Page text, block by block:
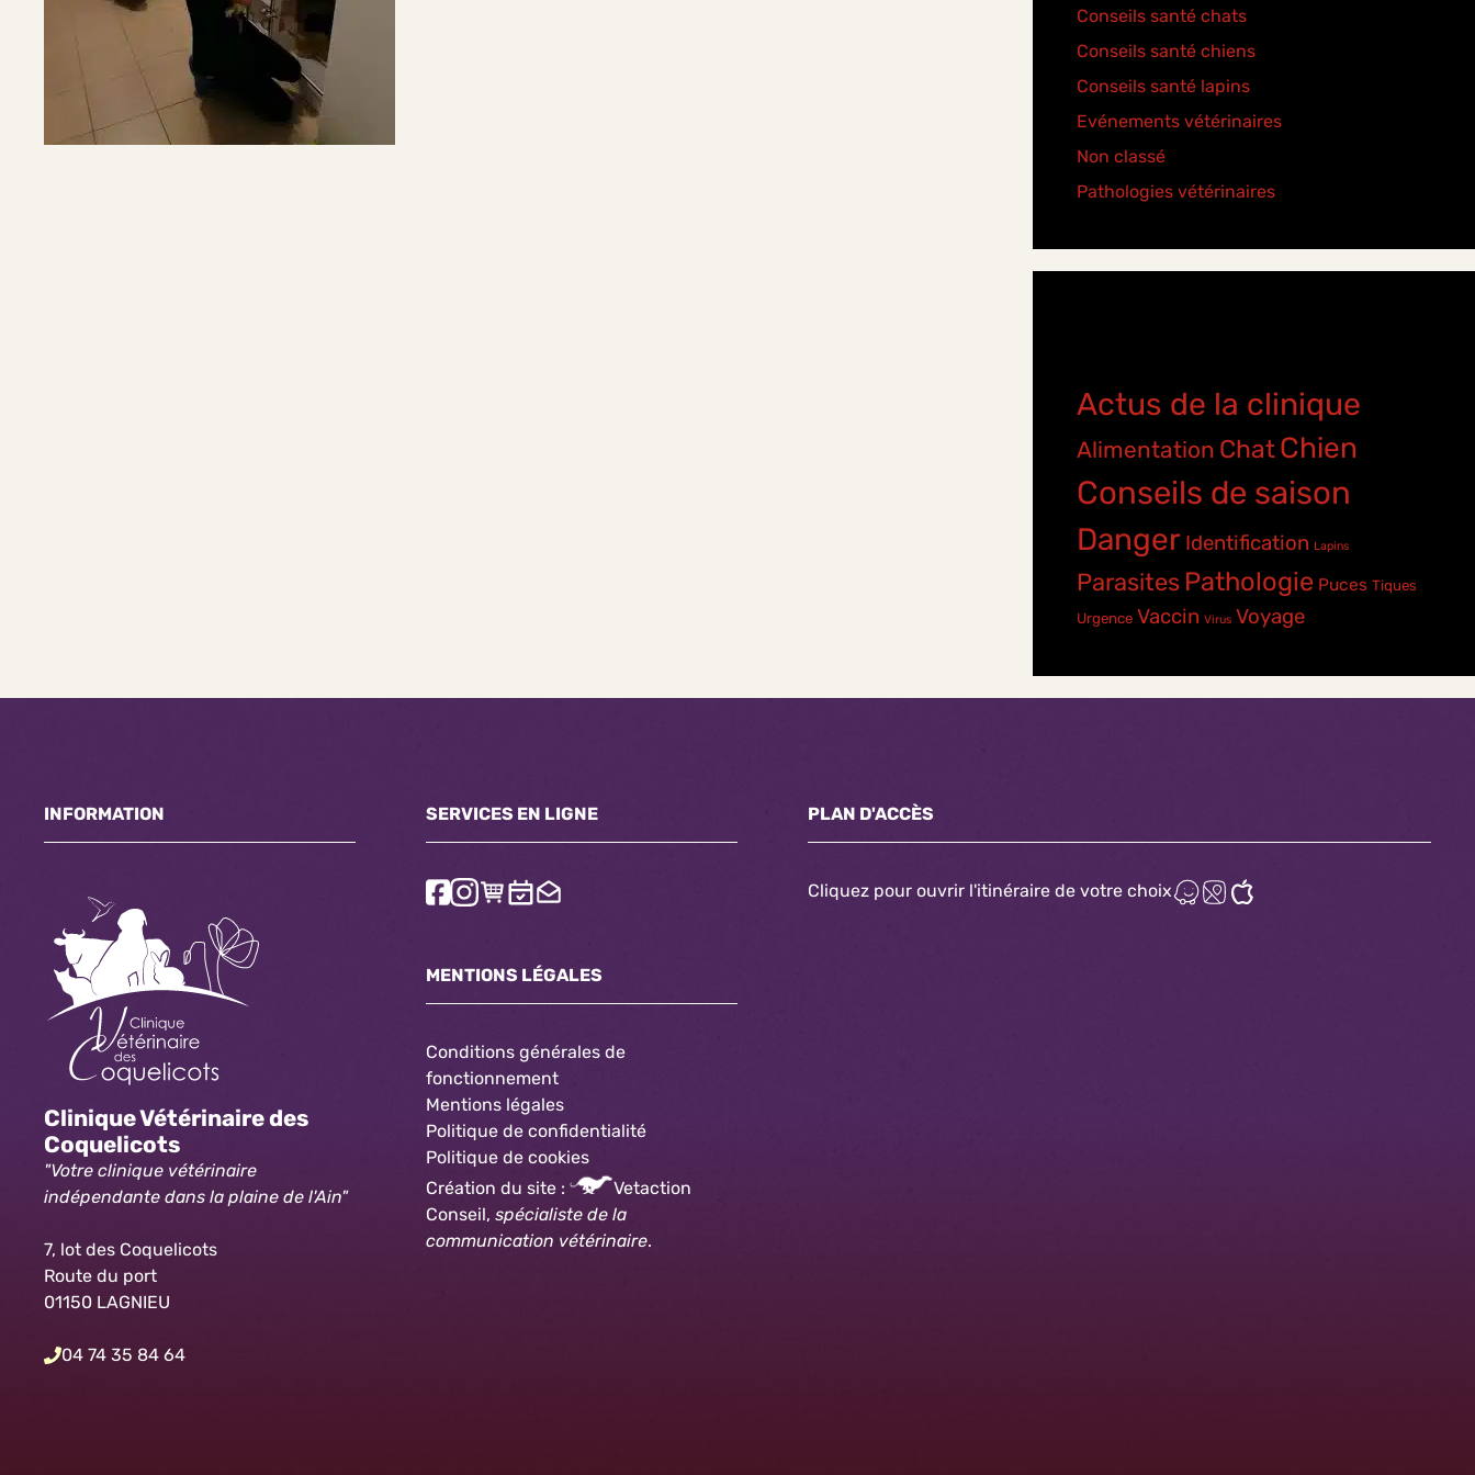
Conseils santé chats(6)
Conseils santé chiens(5)
Conseils santé lapins(2)
Evénements vétérinaires(2)
Non classé(2)
Pathologies vétérinaires(4)
Actus de la clinique
Alimentation ChatChien
Conseils de saison
Danger Identification Lapins
Parasites Pathologie Puces Tiques
Urgence Vaccin Virus Voyage
INFORMATION
Clinique Vétérinaire des
Coquelicots
"Votre clinique vétérinaire
indépendante dans la plaine de l'Ain"
7, lot des Coquelicots
Route du port
01150 LAGNIEU
04 74 35 84 64
SERVICES EN LIGNE
MENTIONS LÉGALES
Conditions générales de
fonctionnement
Mentions légales
Politique de confidentialité
Politique de cookies
Création du site :
Vetaction
Conseil, spécialiste de la
communication vétérinaire.
PLAN D'ACCÈS
Cliquez pour ouvrir l'itinéraire de votre choix